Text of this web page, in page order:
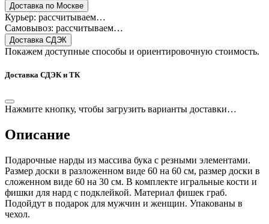
Доставка по Москве
Курьер: рассчитываем…
Самовывоз: рассчитываем…
Доставка СДЭК
Покажем доступные способы и ориентировочную стоимость.
Доставка СДЭК и ТК
Нажмите кнопку, чтобы загрузить варианты доставки…
Описание
Подарочные нарды из массива бука с резными элементами.
Размер доски в разложенном виде 60 на 60 см, размер доски в
сложенном виде 60 на 30 см. В комплекте игральные кости и
фишки для нард с подклейкой. Материал фишек граб.
Подойдут в подарок для мужчин и женщин. Упакованы в
чехол.